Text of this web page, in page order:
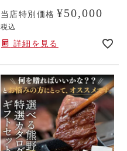
当店特別価格 ¥50,000
税込
詳細を見る